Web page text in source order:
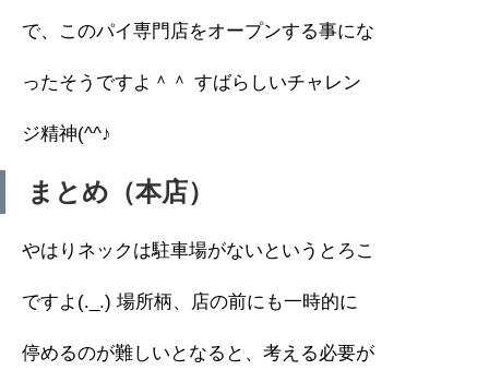
で、このパイ専門店をオープンする事にな
ったそうですよ＾＾ すばらしいチャレン
ジ精神(^^♪
まとめ（本店）
やはりネックは駐車場がないというとろこ
ですよ(._.) 場所柄、店の前にも一時的に
停めるのが難しいとなると、考える必要が